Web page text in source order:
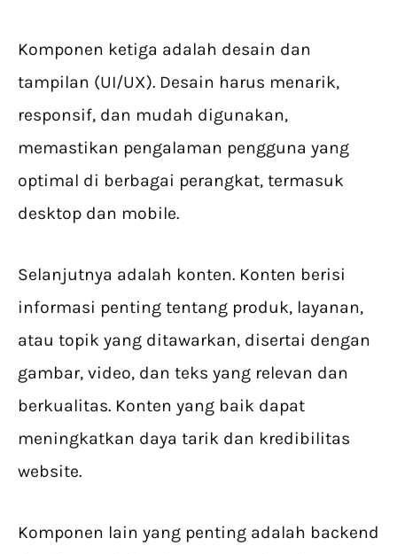
Komponen ketiga adalah desain dan
tampilan (UI/UX). Desain harus menarik,
responsif, dan mudah digunakan,
memastikan pengalaman pengguna yang
optimal di berbagai perangkat, termasuk
desktop dan mobile.
Selanjutnya adalah konten. Konten berisi
informasi penting tentang produk, layanan,
atau topik yang ditawarkan, disertai dengan
gambar, video, dan teks yang relevan dan
berkualitas. Konten yang baik dapat
meningkatkan daya tarik dan kredibilitas
website.
Komponen lain yang penting adalah backend